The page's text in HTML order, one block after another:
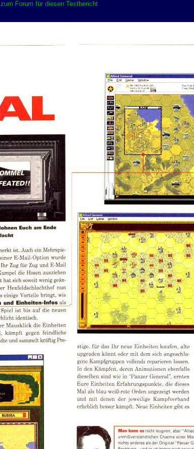
zum Forum für diesen Testbericht